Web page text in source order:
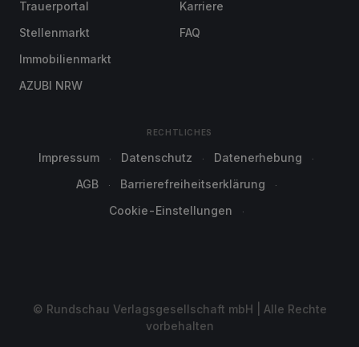
Trauerportal
Stellenmarkt
Immobilienmarkt
AZUBI NRW
Karriere
FAQ
RECHTLICHES
Impressum Datenschutz
Datenerhebung
AGB
Barrierefreiheitserklärung
Cookie-Einstellungen
© Rundschau Verlagsgesellschaft mbH | Alle Rechte
vorbehalten